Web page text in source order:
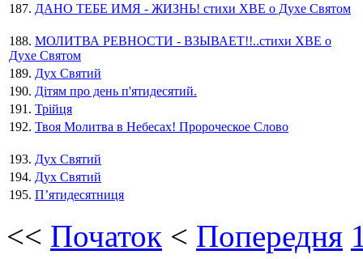
187. ДАНО ТЕБЕ ИМЯ - ЖИЗНЬ! стихи ХВЕ о Духе Святом
188. МОЛИТВА РЕВНОСТИ - ВЗЫВАЕТ!!..стихи ХВЕ о
Духе Святом
189. Дух Святий
190. Дітям про день п'ятидесятий.
191. Трійця
192. Твоя Молитва в Небесах! Пророческое Слово
193. Дух Святий
194. Дух Святий
195. П’ятидесятниця
<< Початок < Попередня